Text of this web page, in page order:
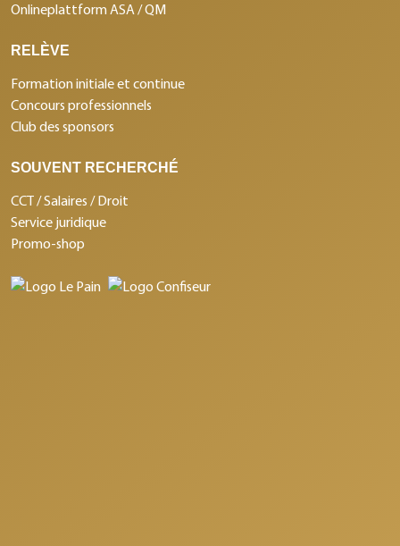
Onlineplattform ASA / QM
RELÈVE
Formation initiale et continue
Concours professionnels
Club des sponsors
SOUVENT RECHERCHÉ
CCT / Salaires / Droit
Service juridique
Promo-shop